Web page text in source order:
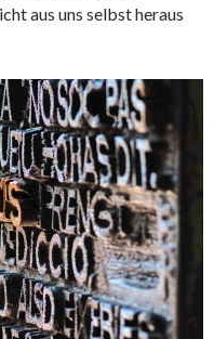
aus uns selbst heraus